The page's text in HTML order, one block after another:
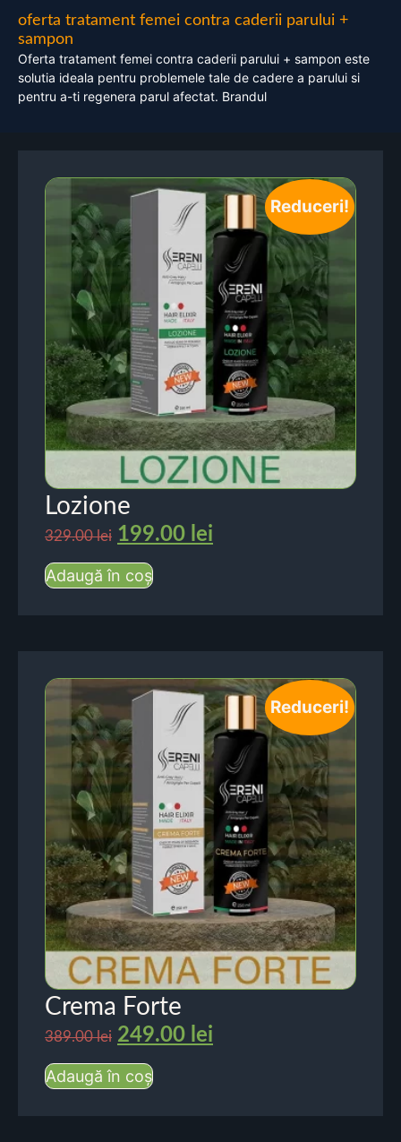
oferta tratament femei contra caderii parului +
sampon
Oferta tratament femei contra caderii parului + sampon este
solutia ideala pentru problemele tale de cadere a parului si
pentru a-ti regenera parul afectat. Brandul
Reduceri!
Lozione
329.00lei 199.00 lei
Adaugă în coș
Reduceri!
Crema Forte
389.00lei 249.00 lei
Adaugă în coș